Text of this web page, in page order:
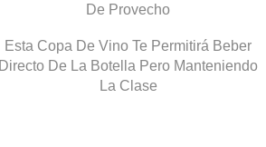
De Provecho
Esta Copa De Vino Te Permitirá Beber
Directo De La Botella Pero Manteniendo
La Clase